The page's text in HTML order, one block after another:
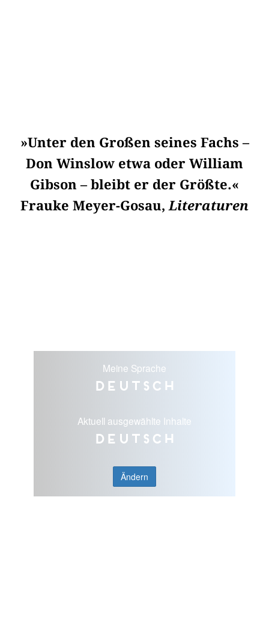
»Unter den Großen seines Fachs –
Don Winslow etwa oder William
Gibson – bleibt er der Größte.«
Frauke Meyer-Gosau, Literaturen
Meine Sprache
Deutsch
Aktuell ausgewählte Inhalte
Deutsch
Ändern